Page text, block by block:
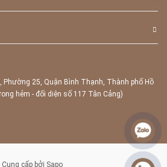
Phường 25, Quận Bình Thạnh, Thành phố Hồ
hẻm - đối diện số 117 Tân Cảng)
Cung cấp bởi Sapo